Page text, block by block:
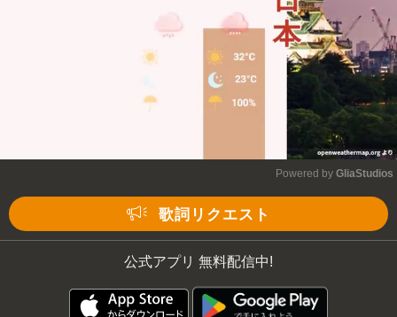
Powered by GliaStudios
歌詞リクエスト
公式アプリ 無料配信中!